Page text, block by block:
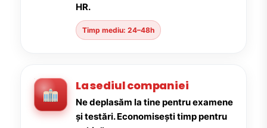
HR.
Timp mediu: 24–48h
La sediul companiei
Ne deplasăm la tine pentru examene
și testări. Economisești timp pentru